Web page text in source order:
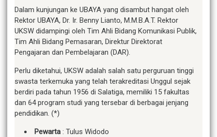
Dalam kunjungan ke UBAYA yang disambut hangat oleh
Rektor UBAYA, Dr. Ir. Benny Lianto, M.M.B.A.T. Rektor
UKSW didampingi oleh Tim Ahli Bidang Komunikasi Publik,
Tim Ahli Bidang Pemasaran, Direktur Direktorat
Pengajaran dan Pembelajaran (DAR).
Perlu diketahui, UKSW adalah salah satu perguruan tinggi
swasta terkemuka yang telah terakreditasi Unggul sejak
berdiri pada tahun 1956 di Salatiga, memiliki 15 fakultas
dan 64 program studi yang tersebar di berbagai jenjang
pendidikan. (*)
Pewarta : Tulus Widodo